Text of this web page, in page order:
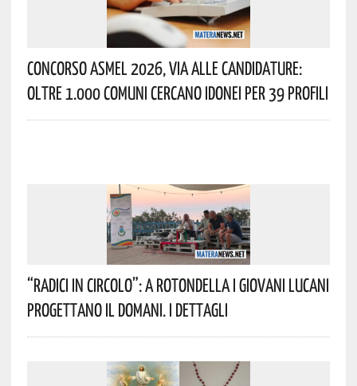
Concorso Asmel 2026, Via Alle Candidature:
Oltre 1.000 Comuni Cercano Idonei Per 39 Profili
“Radici In Circolo”: A Rotondella I Giovani Lucani
Progettano Il Domani. I Dettagli